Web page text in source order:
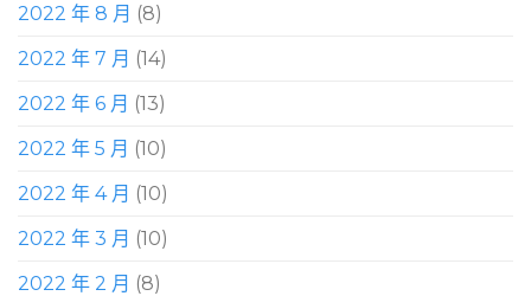
2022 年 8 月 (8)
2022 年 7 月 (14)
2022 年 6 月 (13)
2022 年 5 月 (10)
2022 年 4 月 (10)
2022 年 3 月 (10)
2022 年 2 月 (8)